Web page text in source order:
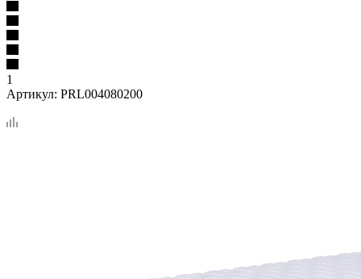
1
Артикул: PRL004080200